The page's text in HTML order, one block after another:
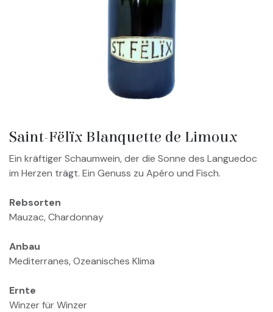
Saint-Fëlïx Blanquette de Limoux
Ein kräftiger Schaumwein, der die Sonne des Languedoc
im Herzen trägt. Ein Genuss zu Apéro und Fisch.
Rebsorten
Mauzac, Chardonnay
Anbau
Mediterranes, Ozeanisches Klima
Ernte
Winzer für Winzer